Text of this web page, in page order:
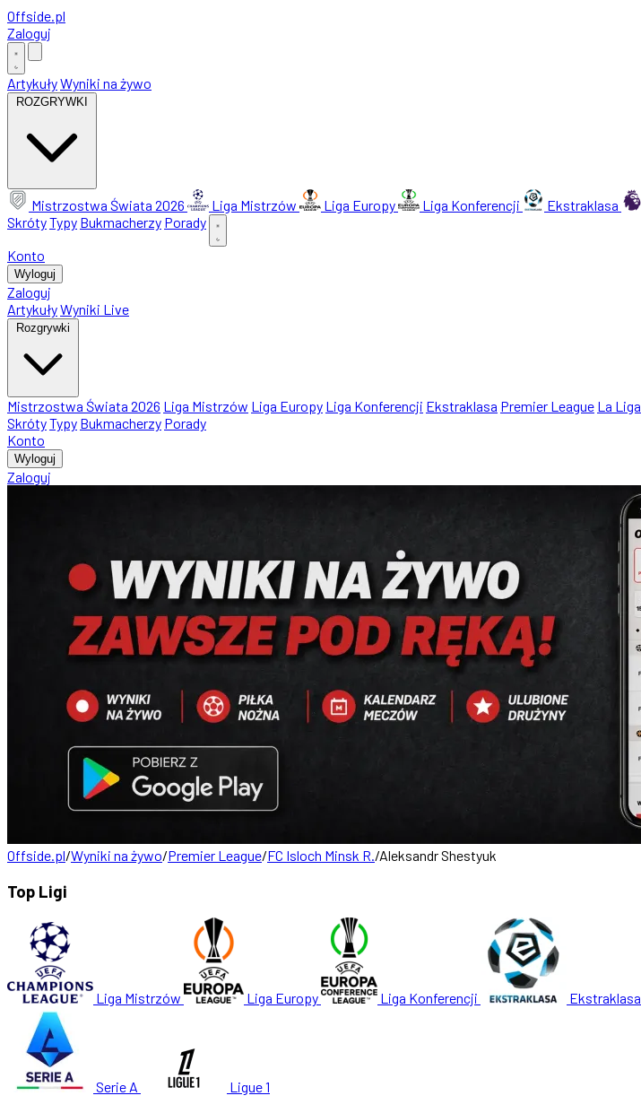
Offside.pl
Zaloguj
ArtykułyWyniki na żywo
ROZGRYWKI
Mistrzostwa Świata 2026 Liga Mistrzów Liga Europy Liga Konferencji Ekstraklasa
SkrótyTypy Bukmacherzy Porady
Konto
Wyloguj
Zaloguj
ArtykułyWyniki Live
Rozgrywki
Mistrzostwa Świata 2026 Liga Mistrzów Liga Europy Liga Konferencji Ekstraklasa Premier League La Liga
SkrótyTypy Bukmacherzy Porady
Konto
Wyloguj
Zaloguj
Offside.pl/Wyniki na żywo/Premier League/FC Isloch Minsk R./Aleksandr Shestyuk
Top Ligi
Liga Mistrzów Liga Europy Liga Konferencji Ekstraklasa
Serie A Ligue 1